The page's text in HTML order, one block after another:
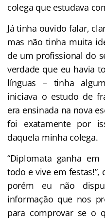
colega que estudava
Já tinha ouvido falar,
mas não tinha muita
de um profissional do
verdade que eu havia
línguas – tinha
iniciava o estudo de
era ensinada na nova
foi exatamente por
daquela minha colega.
“Diplomata ganha
todo e vive em festas!”,
porém eu não
informação que nos
para comprovar se o